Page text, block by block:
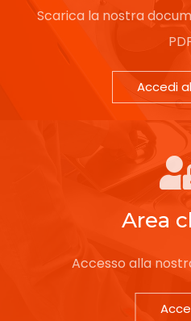
Scarica la nostra
Accedi
Area
Accesso alla